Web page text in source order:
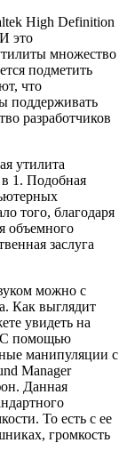
High Definition
это
множество
подметить
что
поддерживать
разработчиков
утилита
в 1. Подобная
того, благодаря
объемного
заслуга
можно с
Как выглядит
увидеть на
С помощью
манипуляции с
Manager
Данная
То есть с ее
громкость